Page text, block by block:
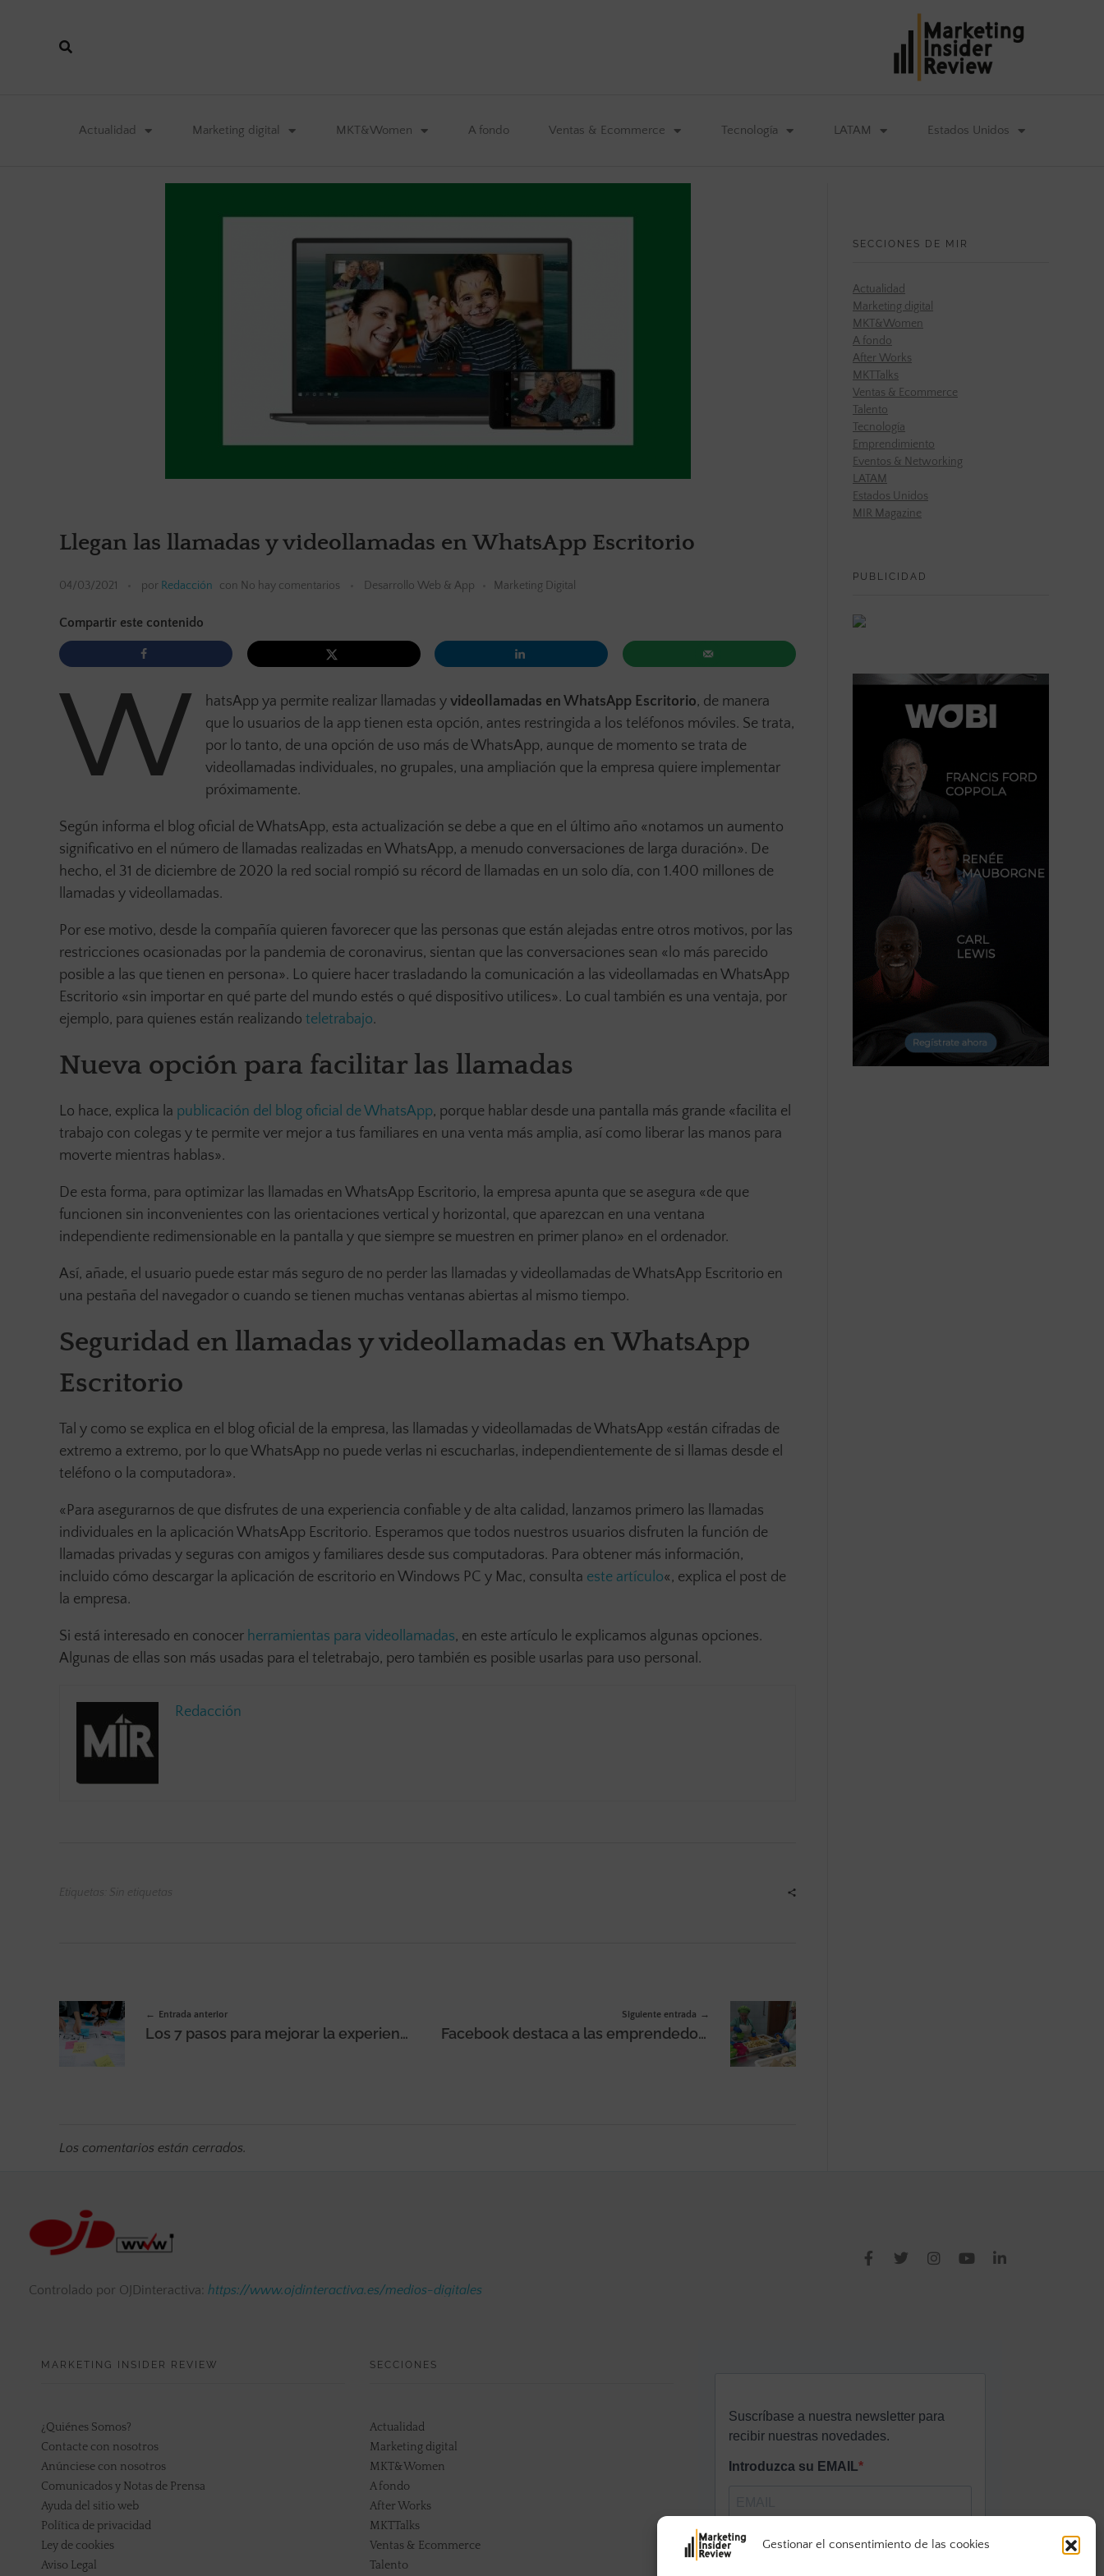
Gestionar el consentimiento de las cookies
Actualidad Marketing digital MKT&Women A fondo Ventas & Ecommerce Tecnología LATAM Estados Unidos
Llegan las llamadas y videollamadas en WhatsApp Escritorio
04/03/2021 por Redacción con No hay comentarios Desarrollo Web & App Marketing Digital
Compartir este contenido
W hatsApp ya permite realizar llamadas yvideollamadas en WhatsApp Escritorio, de manera
que lo usuarios de la app tienen esta opción, antes restringida a los teléfonos móviles. Se trata,
por lo tanto, de una opción de uso más de WhatsApp, aunque de momento se trata de
videollamadas individuales, no grupales, una ampliación que la empresa quiere implementar
próximamente.
Según informa el blog oficial de WhatsApp, esta actualización se debe a que en el último año «notamos un aumento
significativo en el número de llamadas realizadas en WhatsApp, a menudo conversaciones de larga duración». De
hecho, el 31 de diciembre de 2020 la red social rompió su récord de llamadas en un solo día, con 1.400 millones de
llamadas y videollamadas.
Por ese motivo, desde la compañía quieren favorecer que las personas que están alejadas entre otros motivos, por las
restricciones ocasionadas por la pandemia de coronavirus, sientan que las conversaciones sean «lo más parecido
posible a las que tienen en persona». Lo quiere hacer trasladando la comunicación a las videollamadas en WhatsApp
Escritorio «sin importar en qué parte del mundo estés o qué dispositivo utilices». Lo cual también es una ventaja, por
ejemplo, para quienes están realizando teletrabajo.
Nueva opción para facilitar las llamadas
Lo hace, explica la publicación del blog oficial de WhatsApp, porque hablar desde una pantalla más grande «facilita el
trabajo con colegas y te permite ver mejor a tus familiares en una venta más amplia, así como liberar las manos para
moverte mientras hablas».
De esta forma, para optimizar las llamadas en WhatsApp Escritorio, la empresa apunta que se asegura «de que
funcionen sin inconvenientes con las orientaciones vertical y horizontal, que aparezcan en una ventana
independiente redimensionable en la pantalla y que siempre se muestren en primer plano» en el ordenador.
Así, añade, el usuario puede estar más seguro de no perder las llamadas y videollamadas de WhatsApp Escritorio en
una pestaña del navegador o cuando se tienen muchas ventanas abiertas al mismo tiempo.
Seguridad en llamadas y videollamadas en WhatsApp
Escritorio
Tal y como se explica en el blog oficial de la empresa, las llamadas y videollamadas de WhatsApp «están cifradas de
extremo a extremo, por lo que WhatsApp no puede verlas ni escucharlas, independientemente de si llamas desde el
teléfono o la computadora».
«Para asegurarnos de que disfrutes de una experiencia confiable y de alta calidad, lanzamos primero las llamadas
individuales en la aplicación WhatsApp Escritorio. Esperamos que todos nuestros usuarios disfruten la función de
llamadas privadas y seguras con amigos y familiares desde sus computadoras. Para obtener más información,
incluido cómo descargar la aplicación de escritorio en Windows PC y Mac, consulta este artículo«, explica el post de
la empresa.
Si está interesado en conocer herramientas para videollamadas, en este artículo le explicamos algunas opciones.
Algunas de ellas son más usadas para el teletrabajo, pero también es posible usarlas para uso personal.
Redacción
Etiquetas: Sin etiquetas
Entrada anterior
Los 7 pasos para mejorar la experiencia de usuario en sitios web
Siguiente entrada
Facebook destaca a las emprendedoras rurales por el 8M 2021
Los comentarios están cerrados.
SECCIONES DE MIR
Actualidad
Marketing digital
MKT&Women
A fondo
After Works
MKTTalks
Ventas & Ecommerce
Talento
Tecnología
Emprendimiento
Eventos & Networking
LATAM
Estados Unidos
MIR Magazine
PUBLICIDAD
Controlado por OJDinteractiva: https://www.ojdinteractiva.es/medios-digitales
MARKETING INSIDER REVIEW
¿Quiénes Somos?
Contacte con nosotros
Anúnciese con nosotros
Comunicados y Notas de Prensa
Ayuda del sitio web
Política de privacidad
Ley de cookies
Aviso Legal
SECCIONES
Actualidad
Marketing digital
MKT&Women
A fondo
After Works
MKTTalks
Ventas & Ecommerce
Talento